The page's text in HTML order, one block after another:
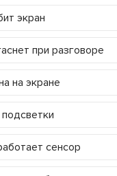
экран
при разговоре
на экране
сенсор